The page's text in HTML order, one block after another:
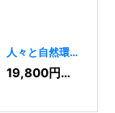
人々と自然環境
のロゴ [3298
19,800円(税込)